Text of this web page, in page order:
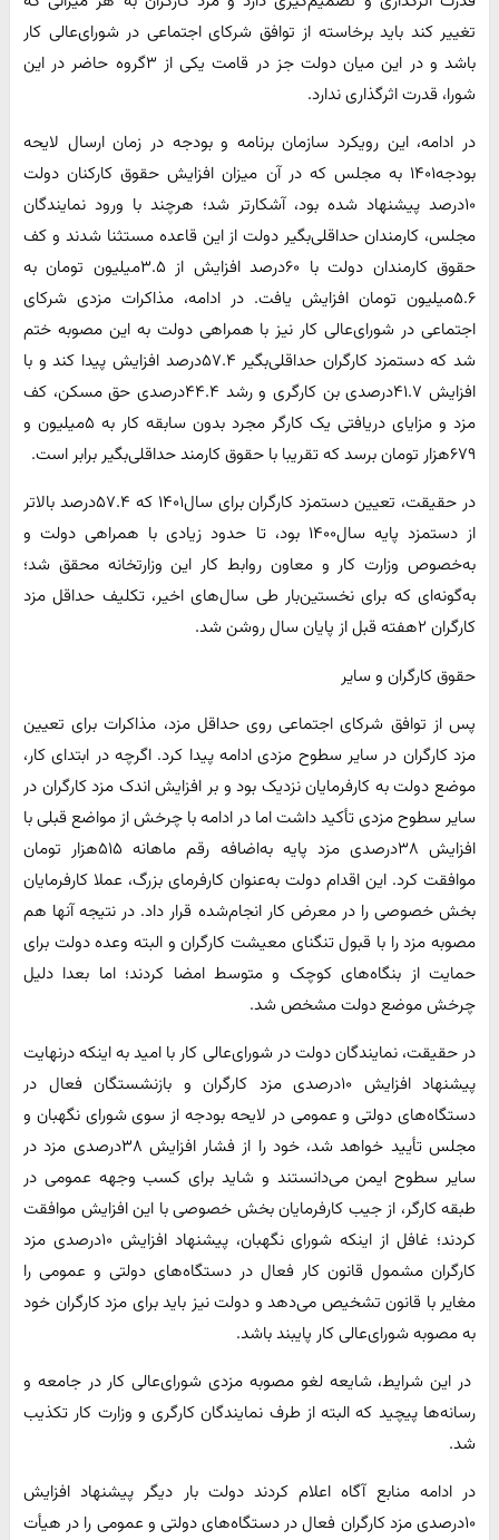
تغییر کند باید برخاسته از توافق شرکای اجتماعی در شورای‌عالی کار
باشد و در این میان دولت جز در قامت یکی از ۳گروه حاضر در این
شورا، قدرت اثرگذاری ندارد.
در ادامه، این رویکرد سازمان برنامه و بودجه در زمان ارسال لایحه
بودجه۱۴۰۱ به مجلس که در آن میزان افزایش حقوق کارکنان دولت
۱۰درصد پیشنهاد شده بود، آشکارتر شد؛ هرچند با ورود نمایندگان
مجلس، کارمندان حداقلی‌بگیر دولت از این قاعده مستثنا شدند و کف
حقوق کارمندان دولت با ۶۰درصد افزایش از ۳.۵میلیون تومان به
۵.۶میلیون تومان افزایش یافت. در ادامه، مذاکرات مزدی شرکای
اجتماعی در شورای‌عالی کار نیز با همراهی دولت به این مصوبه ختم
شد که دستمزد کارگران حداقلی‌بگیر ۵۷.۴درصد افزایش پیدا کند و با
افزایش ۴۱.۷درصدی بن کارگری و رشد ۴۴.۴درصدی حق مسکن، کف
مزد و مزایای دریافتی یک کارگر مجرد بدون سابقه کار به ۵میلیون و
۶۷۹هزار تومان برسد که تقریبا با حقوق کارمند حداقلی‌بگیر برابر است.
در حقیقت، تعیین دستمزد کارگران برای سال۱۴۰۱ که ۵۷.۴درصد بالاتر
از دستمزد پایه سال۱۴۰۰ بود، تا حدود زیادی با همراهی دولت و
به‌خصوص وزارت کار و معاون روابط کار این وزارتخانه محقق شد؛
به‌گونه‌ای که برای نخستین‌بار طی سال‌های اخیر، تکلیف حداقل مزد
کارگران ۲هفته قبل از پایان سال روشن شد.
حقوق کارگران و سایر
پس از توافق شرکای اجتماعی روی حداقل مزد، مذاکرات برای تعیین
مزد کارگران در سایر سطوح مزدی ادامه پیدا کرد. اگرچه در ابتدای کار،
موضع دولت به کارفرمایان نزدیک بود و بر افزایش اندک مزد کارگران در
سایر سطوح مزدی تأکید داشت اما در ادامه با چرخش از مواضع قبلی با
افزایش ۳۸درصدی مزد پایه به‌اضافه رقم ماهانه ۵۱۵هزار تومان
موافقت کرد. این اقدام دولت به‌عنوان کارفرمای بزرگ، عملا کارفرمایان
بخش خصوصی را در معرض کار انجام‌شده قرار داد. در نتیجه آنها هم
مصوبه مزد را با قبول تنگنای معیشت کارگران و البته وعده دولت برای
حمایت از بنگاه‌های کوچک و متوسط امضا کردند؛ اما بعدا دلیل
چرخش موضع دولت مشخص شد.
در حقیقت، نمایندگان دولت در شورای‌عالی کار با امید به اینکه درنهایت
پیشنهاد افزایش ۱۰درصدی مزد کارگران و بازنشستگان فعال در
دستگاه‌های دولتی و عمومی در لایحه بودجه از سوی شورای نگهبان و
مجلس تأیید خواهد شد، خود را از فشار افزایش ۳۸درصدی مزد در
سایر سطوح ایمن می‌دانستند و شاید برای کسب وجهه عمومی در
طبقه کارگر، از جیب کارفرمایان بخش خصوصی با این افزایش موافقت
کردند؛ غافل از اینکه شورای نگهبان، پیشنهاد افزایش ۱۰درصدی مزد
کارگران مشمول قانون کار فعال در دستگاه‌های دولتی و عمومی را
مغایر با قانون تشخیص می‌دهد و دولت نیز باید برای مزد کارگران خود
به مصوبه شورای‌عالی کار پایبند باشد.
در این شرایط، شایعه لغو مصوبه مزدی شورای‌عالی کار در جامعه و
رسانه‌ها پیچید که البته از طرف نمایندگان کارگری و وزارت کار تکذیب
شد.
در ادامه منابع آگاه اعلام کردند دولت بار دیگر پیشنهاد افزایش
۱۰درصدی مزد کارگران فعال در دستگاه‌های دولتی و عمومی را در هیأت